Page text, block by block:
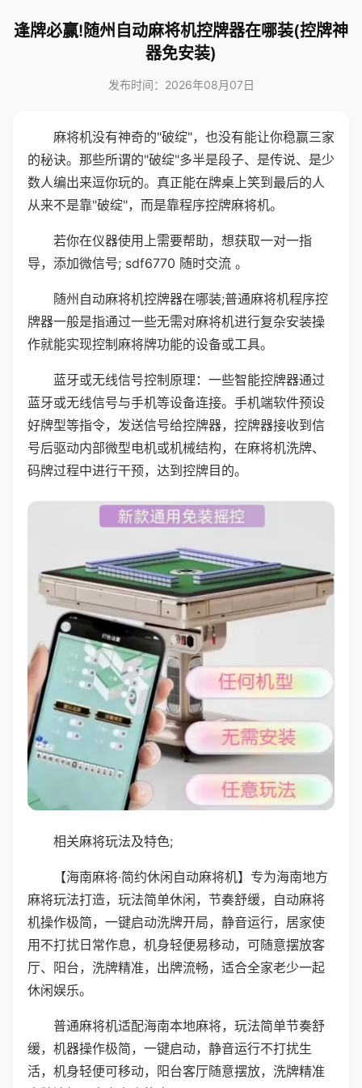
逢牌必赢!随州自动麻将机控牌器在哪装(控牌神
器免安装)
发布时间：2026年08月07日
麻将机没有神奇的"破绽"，也没有能让你稳赢三家
的秘诀。那些所谓的"破绽"多半是段子、是传说、是少
数人编出来逗你玩的。真正能在牌桌上笑到最后的人
从来不是靠"破绽"，而是靠程序控牌麻将机。
若你在仪器使用上需要帮助，想获取一对一指
导，添加微信号; sdf6770 随时交流 。
随州自动麻将机控牌器在哪装;普通麻将机程序控
牌器一般是指通过一些无需对麻将机进行复杂安装操
作就能实现控制麻将牌功能的设备或工具。
蓝牙或无线信号控制原理：一些智能控牌器通过
蓝牙或无线信号与手机等设备连接。手机端软件预设
好牌型等指令，发送信号给控牌器，控牌器接收到信
号后驱动内部微型电机或机械结构，在麻将机洗牌、
码牌过程中进行干预，达到控牌目的。
相关麻将玩法及特色;
【海南麻将·简约休闲自动麻将机】专为海南地方
麻将玩法打造，玩法简单休闲，节奏舒缓，自动麻将
机操作极简，一键启动洗牌开局，静音运行，居家使
用不打扰日常作息，机身轻便易移动，可随意摆放客
厅、阳台，洗牌精准，出牌流畅，适合全家老少一起
休闲娱乐。
普通麻将机适配海南本地麻将，玩法简单节奏舒
缓，机器操作极简，一键启动，静音运行不打扰生
活，机身轻便可移动，阳台客厅随意摆放，洗牌精准